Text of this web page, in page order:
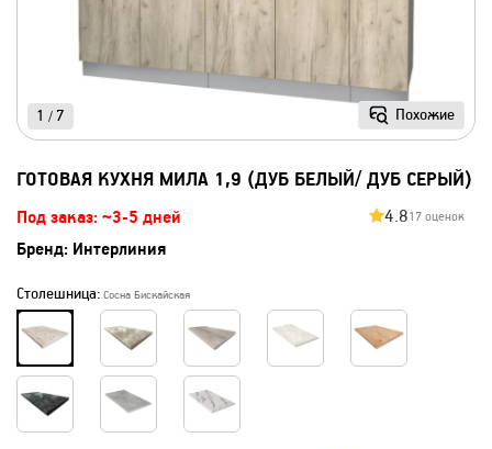
Похожие
1 / 7
ГОТОВАЯ КУХНЯ МИЛА 1,9 (ДУБ БЕЛЫЙ/ ДУБ СЕРЫЙ)
Под заказ: ~3-5 дней 4.817 оценок
Бренд: Интерлиния
Столешница: Сосна Бискайская